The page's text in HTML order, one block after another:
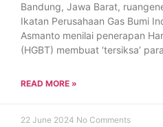
Bandung, Jawa Barat,
Ikatan Perusahaan Gas Bumi
Asmanto menilai penerapan
(HGBT) membuat ‘tersiksa’
READ MORE »
22 June 2024 No Comments